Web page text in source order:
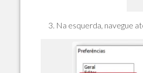
Na esquerda, navegue